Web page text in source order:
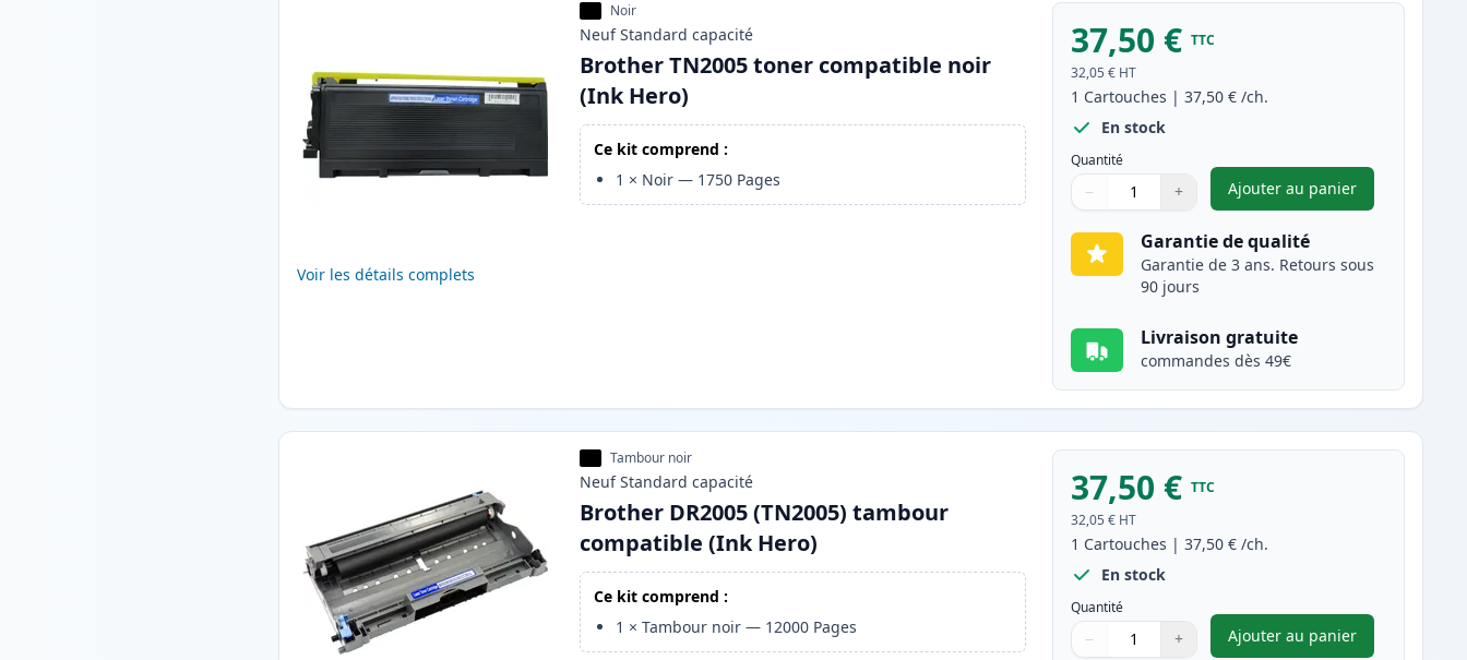
Voir les détails complets
Noir
Neuf Standard capacité
Brother TN2005 toner compatible noir
(Ink Hero)
Ce kit comprend :
1 × Noir — 1750 Pages
37,50 € TTC
32,05 € HT
1 Cartouches |37,50 € /ch.
En stock
Quantité
Quantité
Utilisez les boutons pour ajuster
− +
Quantité
Ajouter au panier
,Brother TN2005 toner
Garantie de qualité
Garantie de 3 ans. Retours sous
90 jours
Livraison gratuite
commandes dès 49€
Tambour noir
Neuf Standard capacité
Brother DR2005 (TN2005) tambour
compatible (Ink Hero)
Ce kit comprend :
1 ×Tambour noir — 12000 Pages
37,50 € TTC
32,05 € HT
1 Cartouches |37,50 € /ch.
En stock
Quantité
Quantité
Utilisez les boutons pour ajuster
− +
Quantité
Ajouter au panier
,Brother DR2005